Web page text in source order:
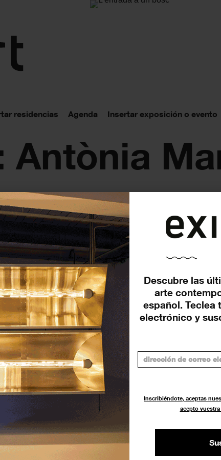
Descubre las
arte
español. Teclea
electrónico y
Inscribiéndote, aceptas
acepto
residencias Agenda Insertar exposición o evento
Antònia